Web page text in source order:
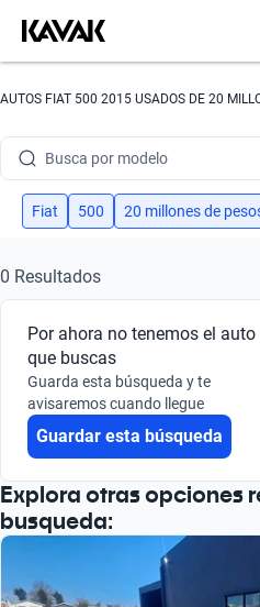
AUTOS FIAT 500 2015 USADOS DE 20
Busca por modelo
Busca por versión
Busca por marca
Busca por modelo
Busca por versión
Fiat 500 20 millones de
0 Resultados
Por ahora no tenemos el auto
que buscas
Guarda esta búsqueda y te
avisaremos cuando llegue
Guardar esta búsqueda
Explora otras opciones
busqueda: